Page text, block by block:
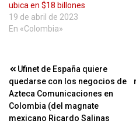
ubica en $18 billones
19 de abril de 2023
En «Colombia»
Navegación
de
entradas
Ufinet de España quiere
quedarse con los negocios de
Azteca Comunicaciones en
Colombia (del magnate
mexicano Ricardo Salinas